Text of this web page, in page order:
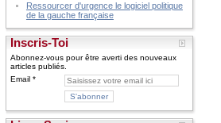
Ressourcer d'urgence le logiciel politique
de la gauche française
Inscris-Toi
Abonnez-vous pour être averti des nouveaux
articles publiés.
Email